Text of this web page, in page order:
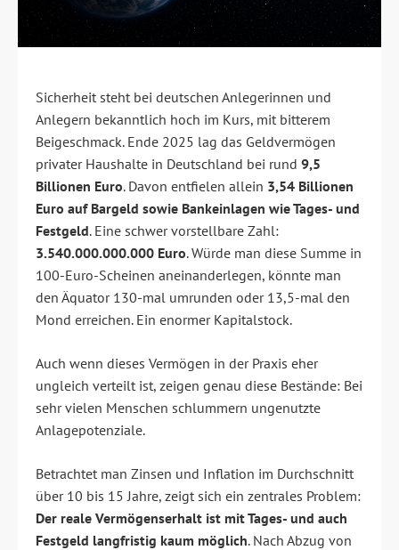
Sicherheit steht bei deutschen Anlegerinnen und
Anlegern bekanntlich hoch im Kurs, mit bitterem
Beigeschmack. Ende 2025 lag das Geldvermögen
privater Haushalte in Deutschland bei rund 9,5
Billionen Euro. Davon entfielen allein 3,54 Billionen
Euro auf Bargeld sowie Bankeinlagen wie Tages- und
Festgeld. Eine schwer vorstellbare Zahl:
3.540.000.000.000 Euro. Würde man diese Summe in
100-Euro-Scheinen aneinanderlegen, könnte man
den Äquator 130-mal umrunden oder 13,5-mal den
Mond erreichen. Ein enormer Kapitalstock.
Auch wenn dieses Vermögen in der Praxis eher
ungleich verteilt ist, zeigen genau diese Bestände: Bei
sehr vielen Menschen schlummern ungenutzte
Anlagepotenziale.
Betrachtet man Zinsen und Inflation im Durchschnitt
über 10 bis 15 Jahre, zeigt sich ein zentrales Problem:
Der reale Vermögenserhalt ist mit Tages- und auch
Festgeld langfristig kaum möglich. Nach Abzug von